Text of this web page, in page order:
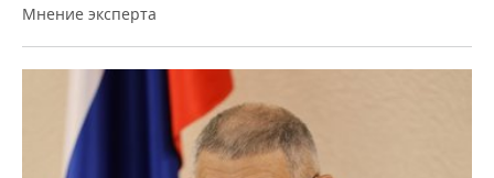
Мнение эксперта